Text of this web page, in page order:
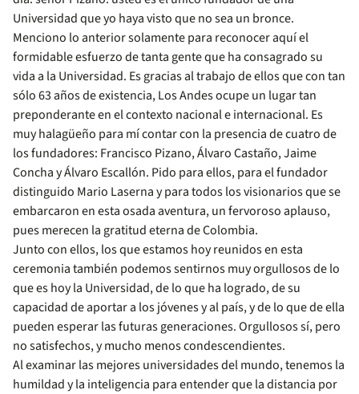
Universidad que yo haya visto que no sea un bronce.
Menciono lo anterior solamente para reconocer aquí el
formidable esfuerzo de tanta gente que ha consagrado su
vida a la Universidad. Es gracias al trabajo de ellos que con tan
sólo 63 años de existencia, Los Andes ocupe un lugar tan
preponderante en el contexto nacional e internacional. Es
muy halagüeño para mí contar con la presencia de cuatro de
los fundadores: Francisco Pizano, Álvaro Castaño, Jaime
Concha y Álvaro Escallón. Pido para ellos, para el fundador
distinguido Mario Laserna y para todos los visionarios que se
embarcaron en esta osada aventura, un fervoroso aplauso,
pues merecen la gratitud eterna de Colombia.
Junto con ellos, los que estamos hoy reunidos en esta
ceremonia también podemos sentirnos muy orgullosos de lo
que es hoy la Universidad, de lo que ha logrado, de su
capacidad de aportar a los jóvenes y al país, y de lo que de ella
pueden esperar las futuras generaciones. Orgullosos sí, pero
no satisfechos, y mucho menos condescendientes.
Al examinar las mejores universidades del mundo, tenemos la
humildad y la inteligencia para entender que la distancia por